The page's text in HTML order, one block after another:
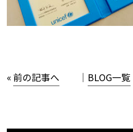
« 前の記事へ │ BLOG一覧